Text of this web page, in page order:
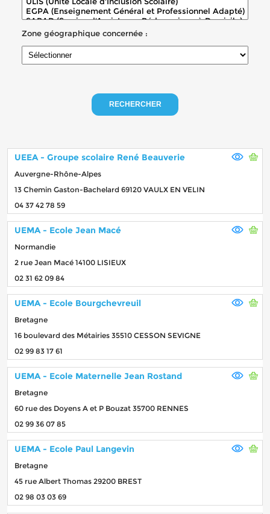
Zone géographique concernée :
RECHERCHER
UEEA - Groupe scolaire René Beauverie
Auvergne-Rhône-Alpes
13 Chemin Gaston-Bachelard 69120 VAULX EN VELIN
04 37 42 78 59
UEMA - Ecole Jean Macé
Normandie
2 rue Jean Macé 14100 LISIEUX
02 31 62 09 84
UEMA - Ecole Bourgchevreuil
Bretagne
16 boulevard des Métairies 35510 CESSON SEVIGNE
02 99 83 17 61
UEMA - Ecole Maternelle Jean Rostand
Bretagne
60 rue des Doyens A et P Bouzat 35700 RENNES
02 99 36 07 85
UEMA - Ecole Paul Langevin
Bretagne
45 rue Albert Thomas 29200 BREST
02 98 03 03 69